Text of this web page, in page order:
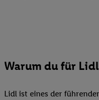
Warum du für
Lidl ist eines der